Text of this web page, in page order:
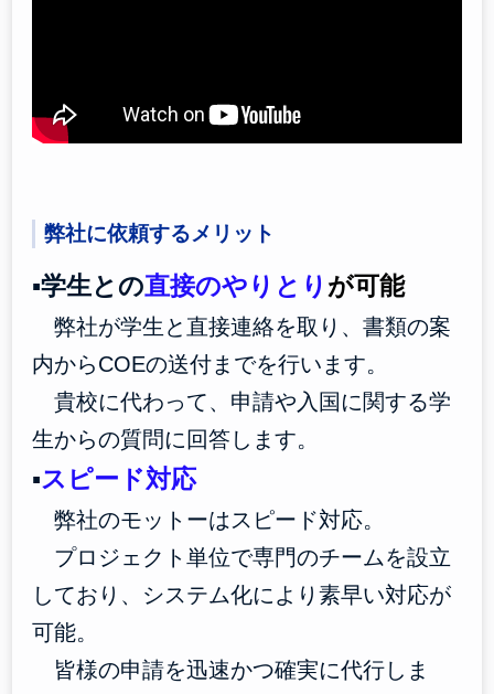
弊社に依頼するメリット
▪学生との直接のやりとり が可能
弊社が学生と直接連絡を取り、書類の案
内からCOEの送付までを行います。
貴校に代わって、申請や入国に関する学
生からの質問に回答します。
▪スピード対応
弊社のモットーはスピード対応。
プロジェクト単位で専門のチームを設立
しており、システム化により素早い対応が
可能。
皆様の申請を迅速かつ確実に代行しま